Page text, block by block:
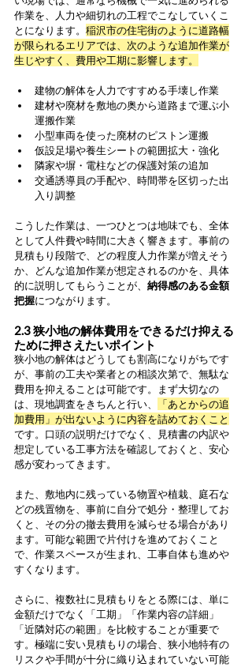
作業を、人力や細切れの工程でこなしていくこ
とになります。 稲沢市の住宅街のように道路幅
が限られるエリアでは、次のような追加作業が
生じやすく、費用や工期に影響します。
建物の解体を人力ですすめる手壊し作業
建材や廃材を敷地の奥から道路まで運ぶ小
運搬作業
小型車両を使った廃材のピストン運搬
仮設足場や養生シートの範囲拡大・強化
隣家や塀・電柱などの保護対策の追加
交通誘導員の手配や、時間帯を区切った出
入り調整
こうした作業は、一つひとつは地味でも、全体
として人件費や時間に大きく響きます。事前の
見積もり段階で、どの程度人力作業が増えそう
か、どんな追加作業が想定されるのかを、具体
的に説明してもらうことが、 納得感のある金額
把握につながります。
2.3 狭小地の解体費用をできるだけ抑える
ために押さえたいポイント
狭小地の解体はどうしても割高になりがちです
が、事前の工夫や業者との相談次第で、無駄な
費用を抑えることは可能です。まず大切なの
は、現地調査をきちんと行い、
「あとからの追
加費用」が出ないように内容を詰めておくこと
です。口頭の説明だけでなく、見積書の内訳や
想定している工事方法を確認しておくと、安心
感が変わってきます。
また、敷地内に残っている物置や植栽、庭石な
どの残置物を、事前に自分で処分・整理してお
くと、その分の撤去費用を減らせる場合があり
ます。可能な範囲で片付けを進めておくこと
で、作業スペースが生まれ、工事自体も進めや
すくなります。
さらに、複数社に見積もりをとる際には、単に
金額だけでなく「工期」「作業内容の詳細」
「近隣対応の範囲」を比較することが重要で
す。極端に安い見積もりの場合、狭小地特有の
リスクや手間が十分に織り込まれていない可能